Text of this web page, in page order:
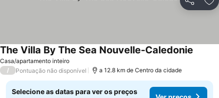
Partilhar
Casa/apartamento inteiro
The Villa By The Sea Nouvelle-Caledonie
/ Pontuação não disponível a 12.8 km de Centro da cidade
Selecione as datas para ver os preços